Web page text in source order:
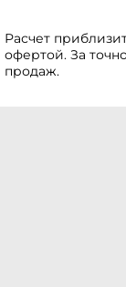
Расчет
офертой. За
продаж.